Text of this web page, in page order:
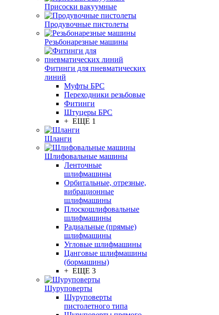
Присоски вакуумные
Продувочные пистолеты
Резьбонарезные машины
Фитинги для пневматических
линий
Муфты БРС
Переходники резьбовые
Фитинги
Штуцеры БРС
+ ЕЩЕ 1
Шланги
Шлифовальные машины
Ленточные
шлифмашины
Орбитальные, отрезные,
вибрационные
шлифмашины
Плоскошлифовальные
шлифмашины
Радиальные (прямые)
шлифмашины
Угловые шлифмашины
Цанговые шлифмашины
(бормашины)
+ ЕЩЕ 3
Шуруповерты
Шуруповерты
пистолетного типа